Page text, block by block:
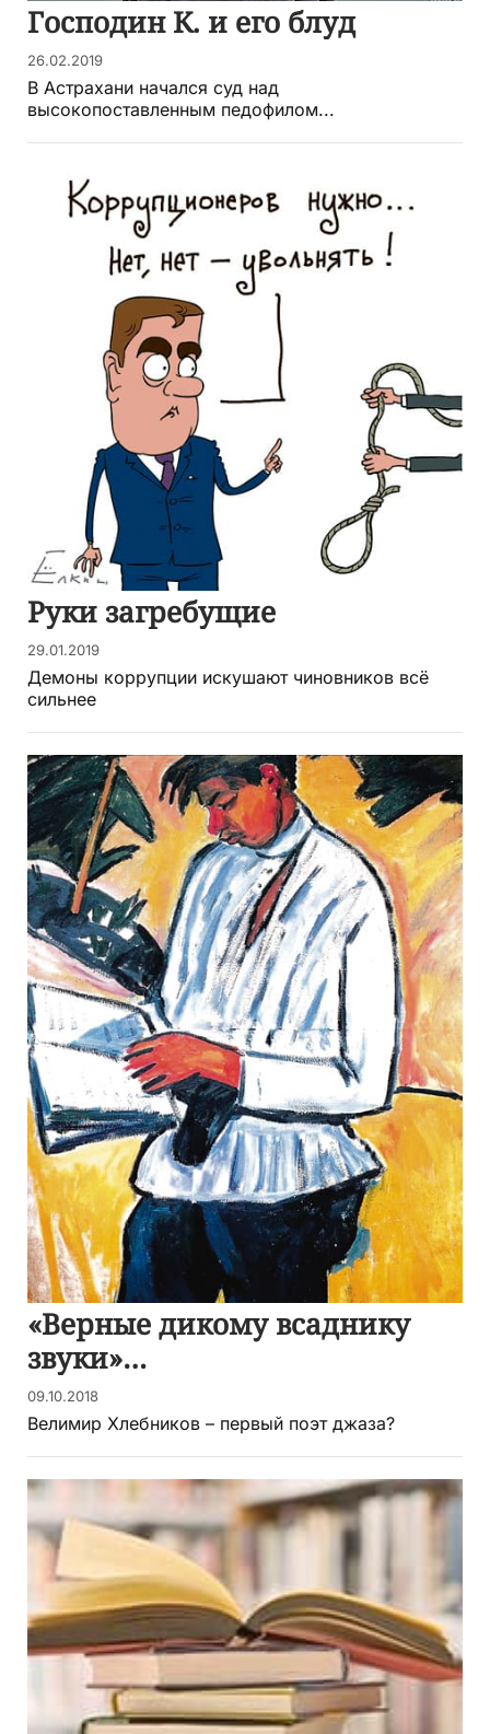
Господин К. и его блуд
26.02.2019
В Астрахани начался суд над
высокопоставленным педофилом...
Руки загребущие
29.01.2019
Демоны коррупции искушают чиновников всё
сильнее
«Верные дикому всаднику
звуки»…
09.10.2018
Велимир Хлебников – первый поэт джаза?